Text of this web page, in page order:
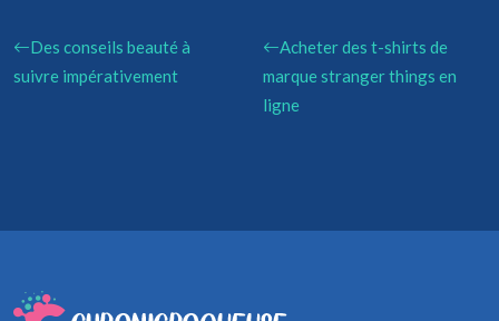
Des conseils beauté à
suivre impérativement
Acheter des t-shirts de
marque stranger things en
ligne